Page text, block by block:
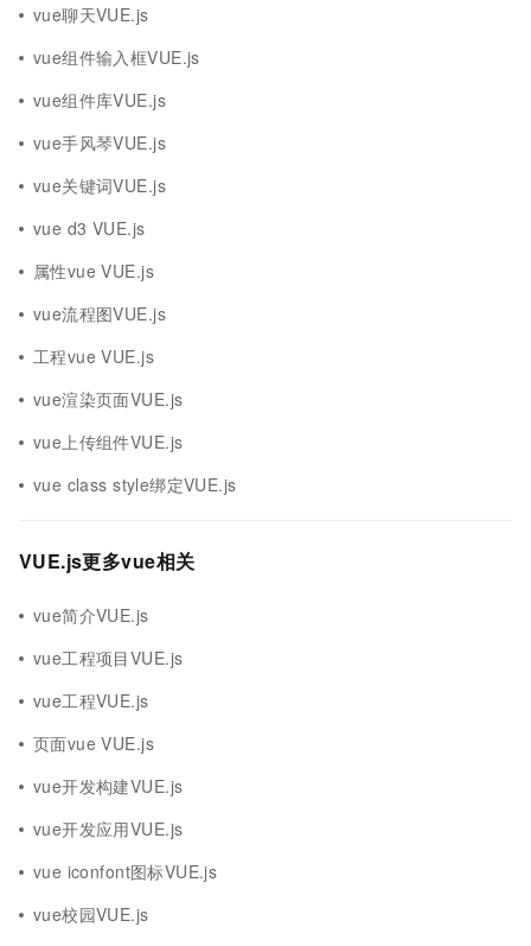
vue聊天VUE.js
vue组件输入框VUE.js
vue组件库VUE.js
vue手风琴VUE.js
vue关键词VUE.js
vue d3 VUE.js
属性vue VUE.js
vue流程图VUE.js
工程vue VUE.js
vue渲染页面VUE.js
vue上传组件VUE.js
vue class style绑定VUE.js
VUE.js更多vue相关
vue简介VUE.js
vue工程项目VUE.js
vue工程VUE.js
页面vue VUE.js
vue开发构建VUE.js
vue开发应用VUE.js
vue iconfont图标VUE.js
vue校园VUE.js